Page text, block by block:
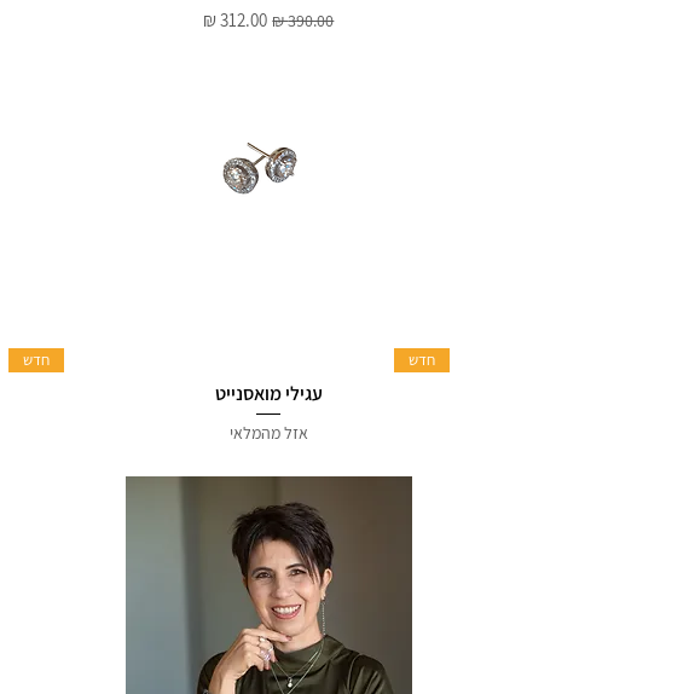
מחיר רגיל‏390.00 ‏₪ מחיר מבצע
חדש
עגילי מואסנייט
אזל מהמלאי
חדש